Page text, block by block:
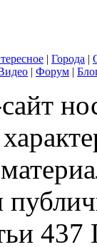
| Города |
| Форум |
437